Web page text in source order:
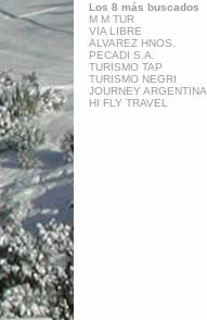
Los 8 más buscados
M M TUR
VIA LIBRE
ALVAREZ HNOS.
PECADI S.A.
TURISMO TAP
TURISMO NEGRI
JOURNEY ARGENTINA
HI FLY TRAVEL